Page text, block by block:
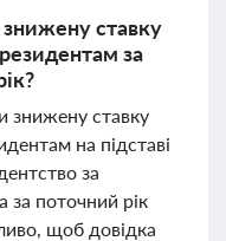
ставку
за
знижену ставку
на підставі
за
за поточний рік
щоб довідка